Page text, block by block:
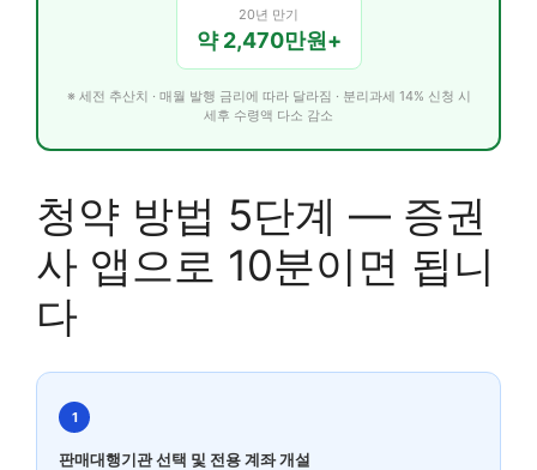
20년 만기
약 2,470만원+
※ 세전 추산치 · 매월 발행 금리에 따라 달라짐 · 분리과세 14% 신청 시
세후 수령액 다소 감소
청약 방법 5단계 — 증권
사 앱으로 10분이면 됩니
다
1
판매대행기관 선택 및 전용 계좌 개설